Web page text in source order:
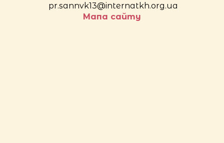
pr.sannvk13@internatkh.org.ua
Мапа сайту